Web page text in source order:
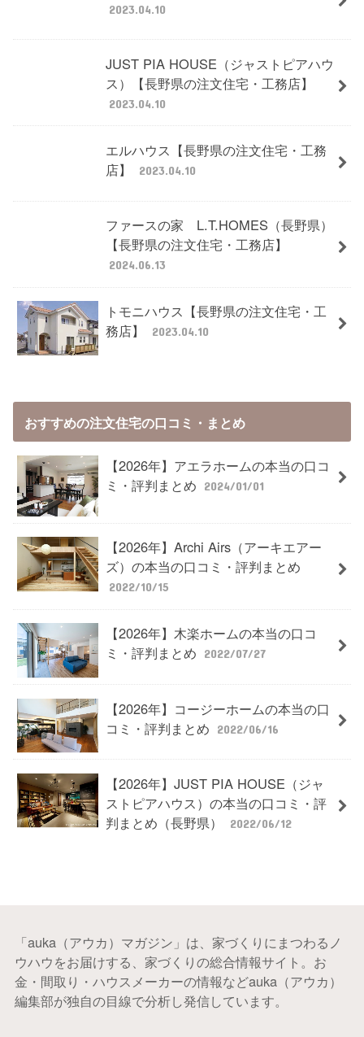
2023.04.10
JUST PIA HOUSE（ジャストピアハウ
ス）【長野県の注文住宅・工務店】
2023.04.10
エルハウス【長野県の注文住宅・工務
店】
2023.04.10
ファースの家 L.T.HOMES（長野県）
【長野県の注文住宅・工務店】
2024.06.13
トモニハウス【長野県の注文住宅・工
務店】
2023.04.10
おすすめの注文住宅の口コミ・まとめ
【2026年】アエラホームの本当の口コ
ミ・評判まとめ
2024/01/01
【2026年】Archi Airs（アーキエアー
ズ）の本当の口コミ・評判まとめ
2022/10/15
【2026年】木楽ホームの本当の口コ
ミ・評判まとめ
2022/07/27
【2026年】コージーホームの本当の口
コミ・評判まとめ
2022/06/16
【2026年】JUST PIA HOUSE（ジャ
ストピアハウス）の本当の口コミ・評
判まとめ（長野県）
2022/06/12
「auka（アウカ）マガジン」は、家づくりにまつわるノ
ウハウをお届けする、家づくりの総合情報サイト。お
金・間取り・ハウスメーカーの情報などauka（アウカ）
編集部が独自の目線で分析し発信しています。